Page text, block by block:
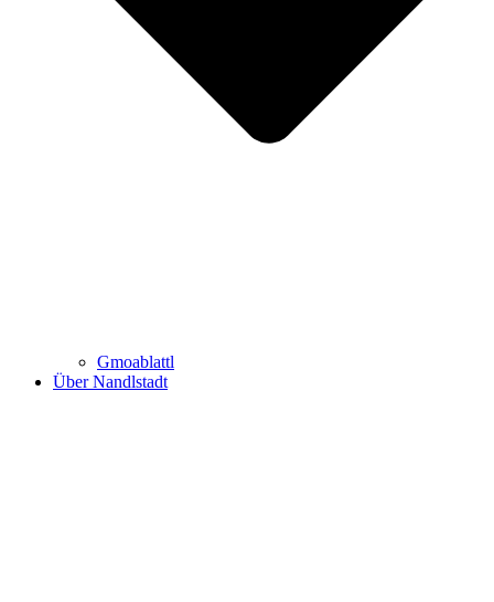
Gmoablattl
Über Nandlstadt